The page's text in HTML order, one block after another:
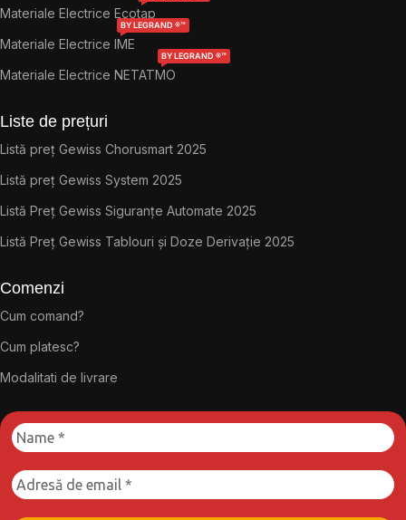
Materiale Electrice Ecotap
Materiale Electrice IME
BY LEGRAND ®™
Materiale Electrice NETATMO
BY LEGRAND ®™
Liste de prețuri
Listă preț Gewiss Chorusmart 2025
Listă preț Gewiss System 2025
Listă Preț Gewiss Siguranțe Automate 2025
Listă Preț Gewiss Tablouri și Doze Derivație 2025
Comenzi
Cum comand?
Cum platesc?
Modalitati de livrare